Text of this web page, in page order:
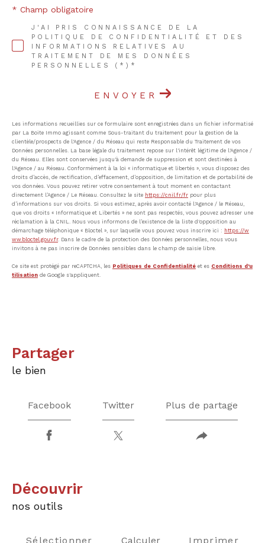
J'AI PRIS CONNAISSANCE DE LA
POLITIQUE DE CONFIDENTIALITÉ ET DES
INFORMATIONS RELATIVES AU
TRAITEMENT DE MES DONNÉES
PERSONNELLES (*)*
* Champ obligatoire
ENVOYER
Les informations recueillies sur ce formulaire sont enregistrées dans un fichier informatisé
par La Boite Immo agissant comme Sous-traitant du traitement pour la gestion de la
clientèle/prospects de l'Agence / du Réseau qui reste Responsable du Traitement de vos
Données personnelles. La base légale du traitement repose sur l'intérêt légitime de l'Agence /
du Réseau. Elles sont conservées jusqu'à demande de suppression et sont destinées à
l'Agence / au Réseau. Conformément à la loi « informatique et libertés », vous disposez des
droits d’accès, de rectification, d’effacement, d’opposition, de limitation et de portabilité de
vos données. Vous pouvez retirer votre consentement à tout moment en contactant
directement l’Agence / Le Réseau. Consultez le site https://cnil.fr/fr pour plus
d’informations sur vos droits. Si vous estimez, après avoir contacté l'Agence / le Réseau,
que vos droits « Informatique et Libertés » ne sont pas respectés, vous pouvez adresser une
réclamation à la CNIL. Nous vous informons de l’existence de la liste d'opposition au
démarchage téléphonique « Bloctel », sur laquelle vous pouvez vous inscrire ici : https://w
ww.bloctel.gouv.fr. Dans le cadre de la protection des Données personnelles, nous vous
invitons à ne pas inscrire de Données sensibles dans le champ de saisie libre.
Ce site est protégé par reCAPTCHA, les Politiques de Confidentialité et es Conditions d'u
tilisation de Google s'appliquent.
partager
le bien
Facebook Twitter Plus de partage
découvrir
nos outils
Sélectionner Calculer Imprimer